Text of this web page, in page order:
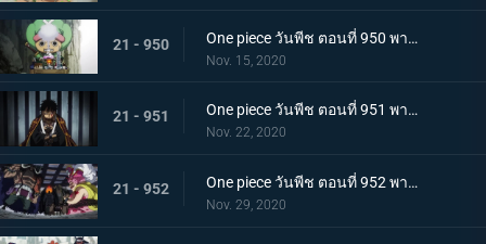
21 - 950 One piece วันพีช ตอนที่ 950 พากย์ไทย ความฝันของเหล่าทหาร! ลูฟี่ยึดครองอุด้ง!
Nov. 15, 2020
21 - 951 One piece วันพีช ตอนที่ 951 พากย์ไทย การไล่ล่าของโอโรจิ! หน่วยรบนินจา vs โซโล
Nov. 22, 2020
21 - 952 One piece วันพีช ตอนที่ 952 พากย์ไทย การเผชิญหน้าอย่างไม่คาดคิด! ของสี่จักรพรรดิทั้งสองคน
Nov. 29, 2020